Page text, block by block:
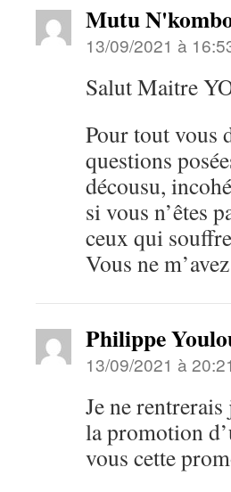
Mutu
13/09/2021 à
Salut Maitre
Pour tout vous
questions
décousu,
si vous n’êtes
ceux qui
Vous ne
Philippe
13/09/2021 à 20:21
Je ne
la promotion
vous cette